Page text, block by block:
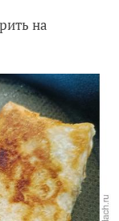
на